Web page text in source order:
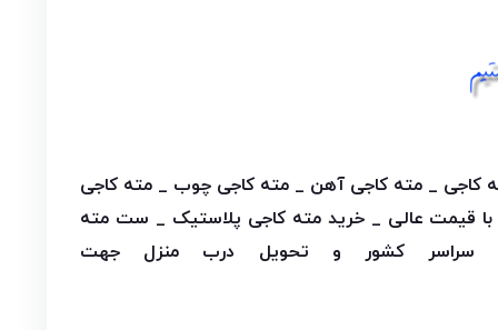
کاجی _ مته کاجی آهن _ مته کاجی چوب _ مته کاجی
با قیمت عالی _ خرید مته کاجی پلاستیک _ ست مته
سراسر کشور و تحویل درب منزل جهت